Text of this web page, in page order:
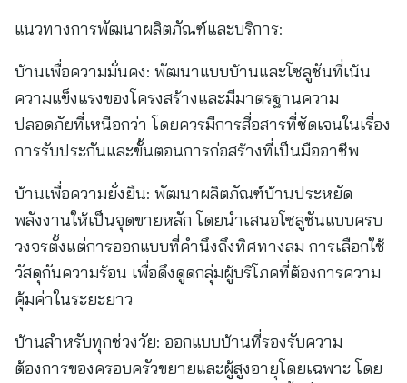
แนวทางการพัฒนาผลิตภัณฑ์และบริการ:
บ้านเพื่อความมั่นคง: พัฒนาแบบบ้านและโซลูชันที่เน้น
ความแข็งแรงของโครงสร้างและมีมาตรฐานความ
ปลอดภัยที่เหนือกว่า โดยควรมีการสื่อสารที่ชัดเจนในเรื่อง
การรับประกันและขั้นตอนการก่อสร้างที่เป็นมืออาชีพ
บ้านเพื่อความยั่งยืน: พัฒนาผลิตภัณฑ์บ้านประหยัด
พลังงานให้เป็นจุดขายหลัก โดยนำเสนอโซลูชันแบบครบ
วงจรตั้งแต่การออกแบบที่คำนึงถึงทิศทางลม การเลือกใช้
วัสดุกันความร้อน เพื่อดึงดูดกลุ่มผู้บริโภคที่ต้องการความ
คุ้มค่าในระยะยาว
บ้านสำหรับทุกช่วงวัย: ออกแบบบ้านที่รองรับความ
ต้องการของครอบครัวขยายและผู้สูงอายุโดยเฉพาะ โดย